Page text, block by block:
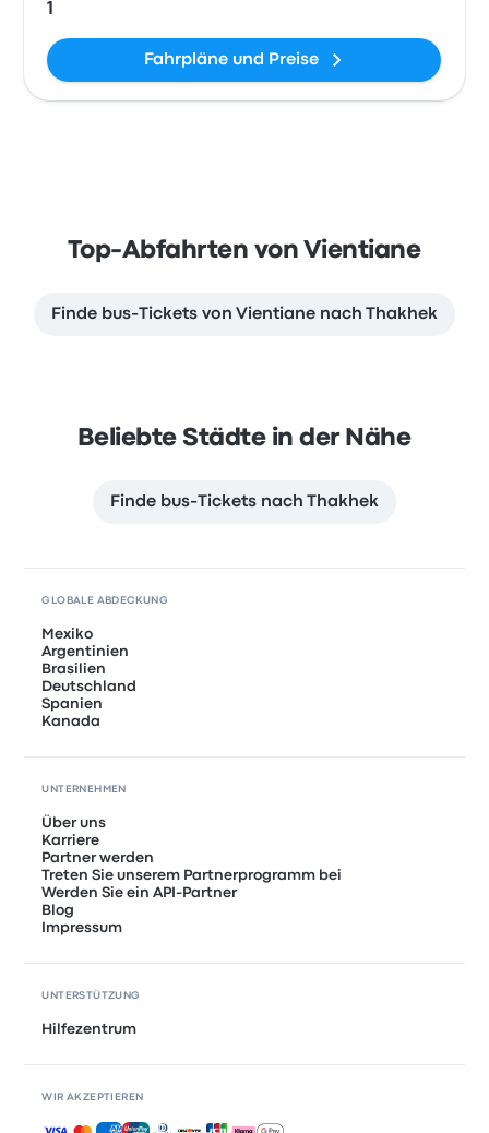
1
Fahrpläne und Preise
Top-Abfahrten von Vientiane
Finde bus-Tickets von Vientiane nach Thakhek
Beliebte Städte in der Nähe
Finde bus-Tickets nach Thakhek
GLOBALE ABDECKUNG
Mexiko
Argentinien
Brasilien
Deutschland
Spanien
Kanada
UNTERNEHMEN
Über uns
Karriere
Partner werden
Treten Sie unserem Partnerprogramm bei
Werden Sie ein API-Partner
Blog
Impressum
UNTERSTÜTZUNG
Hilfezentrum
WIR AKZEPTIEREN
Akzeptierte Zahlungsmethoden